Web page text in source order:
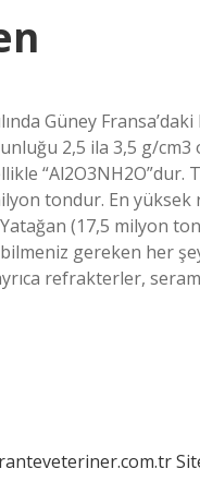
Güney Fransa’daki
2,5 ila 3,5 g/
“Al2O3NH2O”dur.
tondur. En
(17,5 milyon
gereken her
refrakterler,